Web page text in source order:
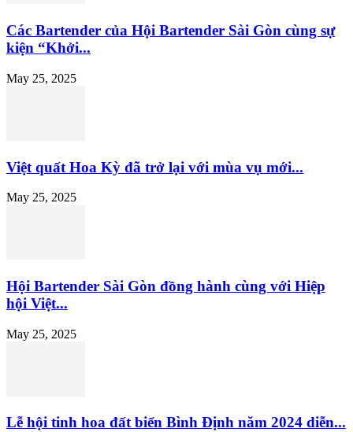
Các Bartender của Hội Bartender Sài Gòn cùng sự
kiện “Khởi...
May 25, 2025
Việt quất Hoa Kỳ đã trở lại với mùa vụ mới...
May 25, 2025
Hội Bartender Sài Gòn đồng hành cùng với Hiệp
hội Việt...
May 25, 2025
Lễ hội tinh hoa đất biển Bình Định năm 2024 diễn...